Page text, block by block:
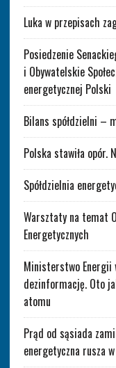
Luka w przepisach
Posiedzenie
i Obywatelskie
energetycznej Polski
Bilans spółdzielni –
Polska stawiła opór.
Spółdzielnia
Warsztaty na temat
Energetycznych
Ministerstwo Energii
dezinformację. Oto
atomu
Prąd od sąsiada
energetyczna rusza